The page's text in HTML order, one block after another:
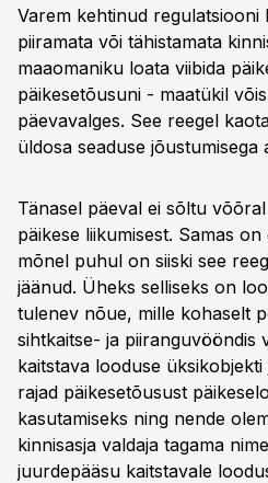
Varem kehtinud regulatsiooni
piiramata või tähistamata
maaomaniku loata viibida
päikesetõusuni - maatükil
päevavalges. See reegel
üldosa seaduse jõustumisega
Tänasel päeval ei sõltu
päikese liikumisest. Samas
mõnel puhul on siiski see
jäänud. Üheks selliseks on
tulenev nõue, mille kohaselt
sihtkaitse- ja piiranguvööndis
kaitstava looduse
rajad päikesetõusust
kasutamiseks ning nende
kinnisasja valdaja tagama
juurdepääsu kaitstavale